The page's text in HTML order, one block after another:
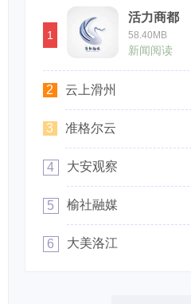
1
活力商都
58.40MB
新闻阅读
2 云上滑州
3 准格尔云
4 大安观察
5 榆社融媒
6 大美洛江